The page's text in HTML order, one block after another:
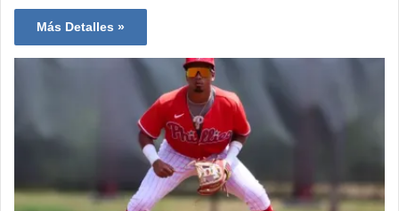
Más Detalles »